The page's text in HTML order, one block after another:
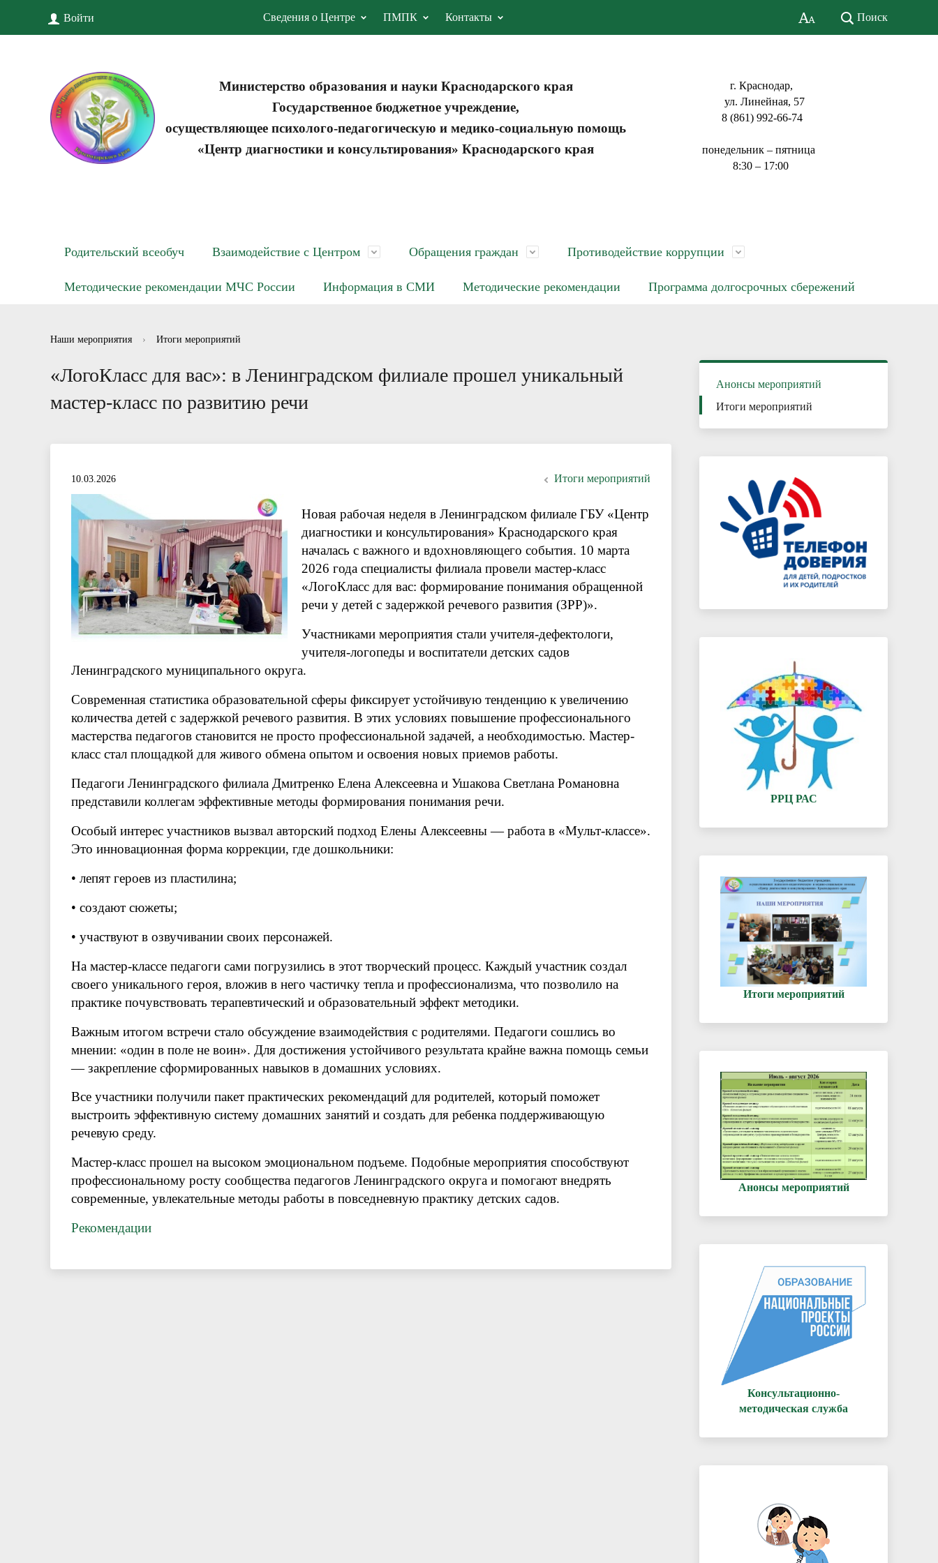
Войти Сведения о Центре ПМПК Контакты Поиск
Министерство образования и науки Краснодарского края
Государственное бюджетное учреждение,
осуществляющее психолого-педагогическую и медико-социальную помощь
«Центр диагностики и консультирования» Краснодарского края
г. Краснодар,
ул. Линейная, 57
8 (861) 992-66-74
понедельник – пятница
8:30 – 17:00
Родительский всеобуч Взаимодействие с Центром
Информационные буклеты для родителей
полезного отдыха
Обращения граждан
Отзывы
Противодействие коррупции
Нормативно правовые акты в сфере
Методические рекомендации МЧС России Информация в СМИ Методические рекомендации Программа долгосрочных сбережений
Наши мероприятия › Итоги мероприятий
«ЛогоКласс для вас»: в Ленинградском филиале прошел уникальный
мастер-класс по развитию речи
10.03.2026 Итоги мероприятий
Новая рабочая неделя в Ленинградском филиале ГБУ «Центр
диагностики и консультирования» Краснодарского края
началась с важного и вдохновляющего события. 10 марта
2026 года специалисты филиала провели мастер-класс
«ЛогоКласс для вас: формирование понимания обращенной
речи у детей с задержкой речевого развития (ЗРР)».
Участниками мероприятия стали учителя-дефектологи,
учителя-логопеды и воспитатели детских садов
Ленинградского муниципального округа.
Современная статистика образовательной сферы фиксирует устойчивую тенденцию к увеличению
количества детей с задержкой речевого развития. В этих условиях повышение профессионального
мастерства педагогов становится не просто профессиональной задачей, а необходимостью. Мастер-
класс стал площадкой для живого обмена опытом и освоения новых приемов работы.
Педагоги Ленинградского филиала Дмитренко Елена Алексеевна и Ушакова Светлана Романовна
представили коллегам эффективные методы формирования понимания речи.
Особый интерес участников вызвал авторский подход Елены Алексеевны — работа в «Мульт-классе».
Это инновационная форма коррекции, где дошкольники:
• лепят героев из пластилина;
• создают сюжеты;
• участвуют в озвучивании своих персонажей.
На мастер-классе педагоги сами погрузились в этот творческий процесс. Каждый участник создал
своего уникального героя, вложив в него частичку тепла и профессионализма, что позволило на
практике почувствовать терапевтический и образовательный эффект методики.
Важным итогом встречи стало обсуждение взаимодействия с родителями. Педагоги сошлись во
мнении: «один в поле не воин». Для достижения устойчивого результата крайне важна помощь семьи
— закрепление сформированных навыков в домашних условиях.
Все участники получили пакет практических рекомендаций для родителей, который поможет
выстроить эффективную систему домашних занятий и создать для ребенка поддерживающую
речевую среду.
Мастер-класс прошел на высоком эмоциональном подъеме. Подобные мероприятия способствуют
профессиональному росту сообщества педагогов Ленинградского округа и помогают внедрять
современные, увлекательные методы работы в повседневную практику детских садов.
Рекомендации
Анонсы мероприятий
Итоги мероприятий
РРЦ РАС
Итоги мероприятий
Анонсы мероприятий
Консультационно-
методическая служба